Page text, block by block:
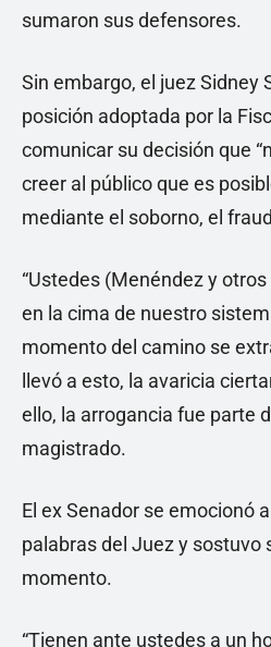
sumaron sus defensores.
Sin embargo, el juez Sidney
posición adoptada por la
comunicar su decisión que
creer al público que es
mediante el soborno, el
“Ustedes (Menéndez y
en la cima de nuestro
momento del camino se
llevó a esto, la avaricia
ello, la arrogancia fue parte
magistrado.
El ex Senador se emocionó
palabras del Juez y sostuvo
momento.
“Tienen ante ustedes a un